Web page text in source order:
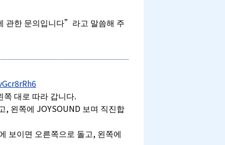
관한 문의입니다”라고 말씀해 주
대로 따라 갑니다.
, 왼쪽에 JOYSOUND 보며 직진합
보이면 오른쪽으로 돌고, 왼쪽에